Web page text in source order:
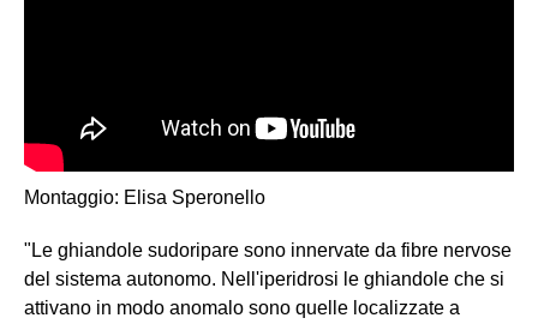
Montaggio: Elisa Speronello
"Le ghiandole sudoripare sono innervate da fibre nervose
del sistema autonomo. Nell'iperidrosi le ghiandole che si
attivano in modo anomalo sono quelle localizzate a